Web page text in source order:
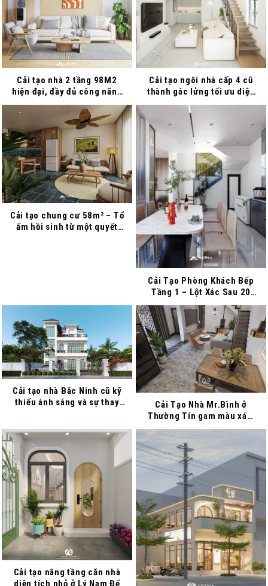
Cải tạo nhà 2 tầng 98M2
hiện đại, đầy đủ công năng
tiện nghi tại Quảng Ninh
Cải tạo ngôi nhà cấp 4 cũ
thành gác lửng tối ưu diện
tích
Cải tạo chung cư 58m² – Tổ
ấm hồi sinh từ một quyết
Cải Tạo Phòng Khách Bếp
Tầng 1 – Lột Xác Sau 20
Năm
Cải tạo nhà Bắc Ninh cũ kỹ
thiếu ánh sáng và sự thay
Cải Tạo Nhà Mr.Bình ở
Thường Tín gam màu xám
phong thủy
Cải tạo nâng tầng căn nhà
diện tích nhỏ ở Lý Nam Đế